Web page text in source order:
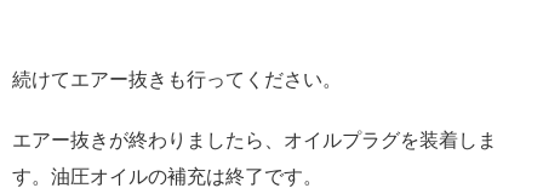
続けてエアー抜きも行ってください。
エアー抜きが終わりましたら、オイルプラグを装着しま
す。油圧オイルの補充は終了です。